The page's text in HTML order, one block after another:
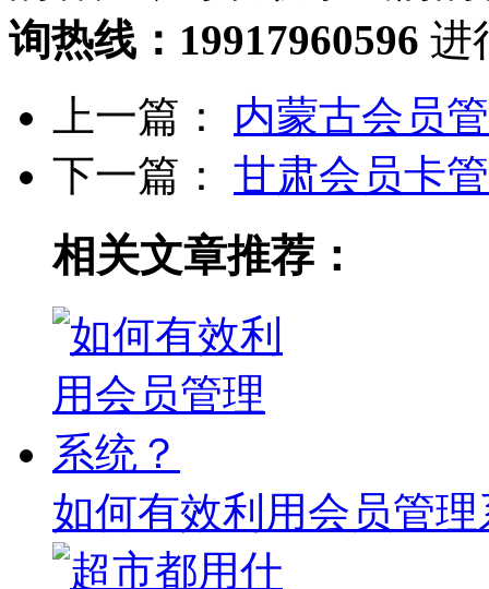
询热线：19917960596 进
上一篇： 内蒙古会员
下一篇： 甘肃会员卡
相关文章推荐：
如何有效利用会员管